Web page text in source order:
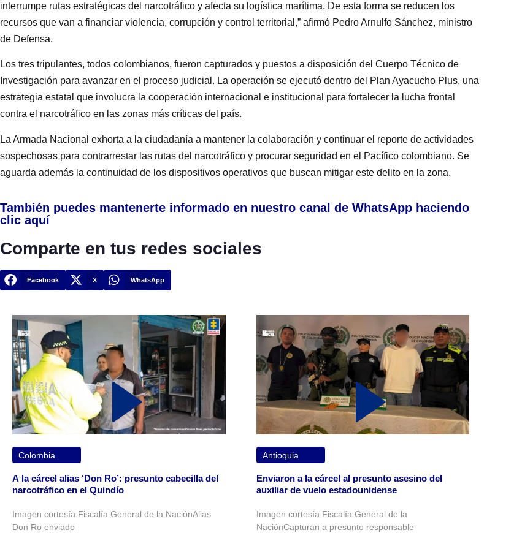
interrumpe rutas estratégicas del narcotráfico y afecta su logística marítima. De esta forma se reducen los
recursos que van a financiar violencia, corrupción y control territorial,” afirmó Pedro Arnulfo Sánchez, ministro
de Defensa.
Los tres tripulantes, todos colombianos, fueron capturados y puestos a disposición del Cuerpo Técnico de
Investigación para avanzar en el proceso judicial. La operación se ejecutó dentro del Plan Ayacucho Plus, una
estrategia estatal que involucra la cooperación internacional e institucional para fortalecer la lucha frontal
contra el narcotráfico en las zonas más críticas del país.
La Armada Nacional exhorta a la ciudadanía a mantener la colaboración y continuar el reporte de actividades
sospechosas para contrarrestar las rutas del narcotráfico y procurar seguridad en el Pacífico colombiano. Se
aguarda además la continuidad de los dispositivos operativos que buscan mitigar este delito en la zona.
También puedes mantenerte informado en nuestro canal de WhatsApp haciendo
clic aquí
Comparte en tus redes sociales
Facebook X WhatsApp
Colombia
A la cárcel alias ‘Don Ro’: presunto cabecilla del
narcotráfico en el Quindío
Imagen cortesía Fiscalía General de la NaciónAlias
Don Ro enviado
Antioquia
Enviaron a la cárcel al presunto asesino del
auxiliar de vuelo estadounidense
Imagen cortesía Fiscalía General de la
NaciónCapturan a presunto responsable